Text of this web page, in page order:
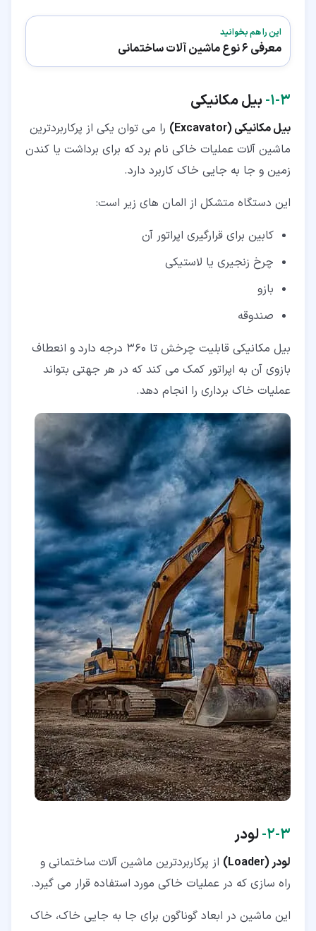
این را هم بخوانید
معرفی 6 نوع ماشین آلات ساختمانی
۳‏-‏۱‏- بیل مکانیکی
بیل مکانیکی (Excavator)
را می توان یکی از پرکاربردترین
ماشین آلات عملیات خاکی نام برد که برای برداشت یا کندن
زمین و جا به جایی خاک کاربرد دارد.
این دستگاه متشکل از المان های زیر است:
کابین برای قرارگیری اپراتور آن
چرخ زنجیری یا لاستیکی
بازو
صندوقه
بیل مکانیکی قابلیت چرخش تا 360 درجه دارد و انعطاف
بازوی آن به اپراتور کمک می کند که در هر جهتی بتواند
عملیات خاک برداری را انجام دهد.
۳‏-‏۲‏- لودر
لودر (Loader)
از پرکاربردترین ماشین آلات ساختمانی و
راه سازی که در عملیات خاکی مورد استفاده قرار می گیرد.
این ماشین در ابعاد گوناگون برای جا به جایی خاک، خاک